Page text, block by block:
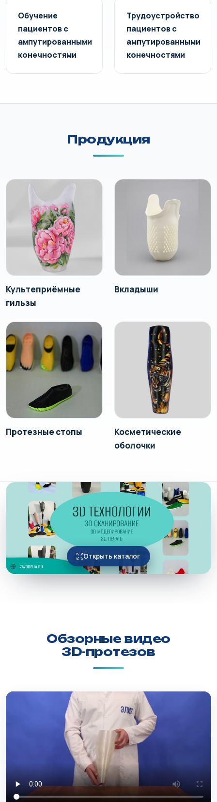
Обучение
пациентов с
ампутированными
конечностями
Трудоустройство
пациентов с
ампутированными
конечностями
Продукция
Культеприёмные
гильзы
Вкладыши
Протезные стопы
Косметические
оболочки
Открыть каталог
Обзорные видео
3D-протезов